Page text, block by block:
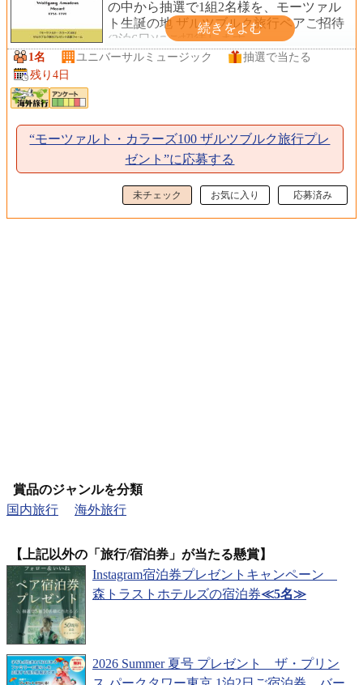
の中から抽選で1組2名様を、モーツァル
ト生誕の地 ザルツブルク旅行ペアご招待
(3泊6日)にご招待します。
1名 ユニバーサルミュージック
抽選で当たる
残り4日
“モーツァルト・カラーズ100 ザルツブルク旅行プレ
ゼント”に応募する
未チェック お気に入り 応募済み
賞品のジャンルを分類
国内旅行
海外旅行
【上記以外の「旅行/宿泊券」が当たる懸賞】
Instagram宿泊券プレゼントキャンペーン
森トラストホテルズの宿泊券≪5名≫
2026 Summer 夏号 プレゼント ザ・プリン